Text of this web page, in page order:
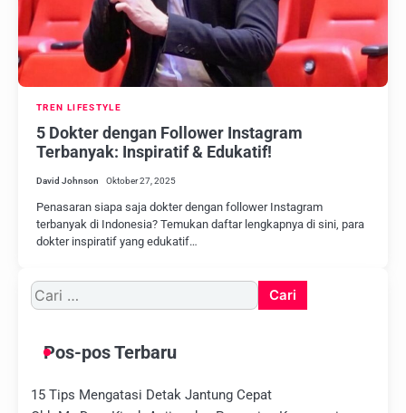
TREN LIFESTYLE
5 Dokter dengan Follower Instagram
Terbanyak: Inspiratif & Edukatif!
David Johnson Oktober 27, 2025
Penasaran siapa saja dokter dengan follower Instagram
terbanyak di Indonesia? Temukan daftar lengkapnya di sini, para
dokter inspiratif yang edukatif…
Cari
untuk:
Pos-pos Terbaru
15 Tips Mengatasi Detak Jantung Cepat